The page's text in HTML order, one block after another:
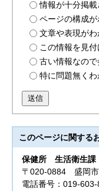
情報が十分掲
ページの構成
文章や表現が
この情報を見
古い情報なの
特に問題無く
送信
このページに関する
保健所生活衛生
〒020-0884 盛岡
電話番号：019-